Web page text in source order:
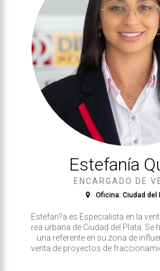
Estefaní­a
ENCARGADO DE
Oficina: Ciudad del
Estefan?a es Especialista en la
rea urbana de Ciudad del Plata.
una referente en su zona de
venta de proyectos de